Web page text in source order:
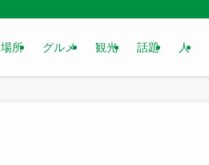
場所 グルメ 観光 話題 人